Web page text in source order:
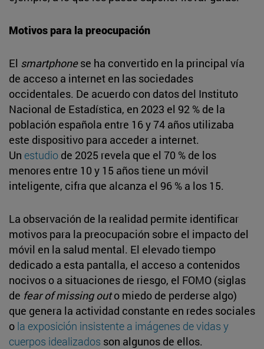
Motivos para la preocupación
El smartphonese ha convertido en la principal vía
de acceso a internet en las sociedades
occidentales. De acuerdo con datos del Instituto
Nacional de Estadística, en 2023 el 92 % de la
población española entre 16 y 74 años utilizaba
este dispositivo para acceder a internet.
Un estudio de 2025 revela que el 70 % de los
menores entre 10 y 15 años tiene un móvil
inteligente, cifra que alcanza el 96 % a los 15.
La observación de la realidad permite identificar
motivos para la preocupación sobre el impacto del
móvil en la salud mental. El elevado tiempo
dedicado a esta pantalla, el acceso a contenidos
nocivos o a situaciones de riesgo, el FOMO (siglas
de fear of missing outo miedo de perderse algo)
que genera la actividad constante en redes sociales
o la exposición insistente a imágenes de vidas y
cuerpos idealizados son algunos de ellos.